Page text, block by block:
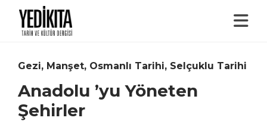
Gezi, Manşet, Osmanlı Tarihi, Selçuklu Tarihi
Anadolu ’yu Yöneten
Şehirler